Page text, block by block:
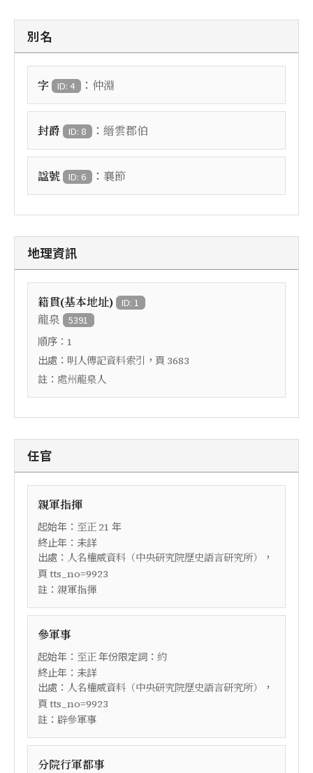
別名
字 ID: 4 ： 仲淵
封爵 ID: 8 ： 縉雲郡伯
諡號 ID: 6 ： 襄節
地理資訊
籍貫(基本地址) ID: 1
龍泉 5391
順序： 1
出處： 明人傳記資料索引 ，頁 3683
註： 處州龍泉人
任官
親軍指揮
起始年： 至正 21 年
終止年：未詳
出處： 人名權威資料（中央研究院歷史語言研究所）
，
頁 tts_no=9923
註： 親軍指揮
參軍事
起始年： 至正年份限定詞： 約
終止年：未詳
出處： 人名權威資料（中央研究院歷史語言研究所）
，
頁 tts_no=9923
註： 辟參軍事
分院行軍都事